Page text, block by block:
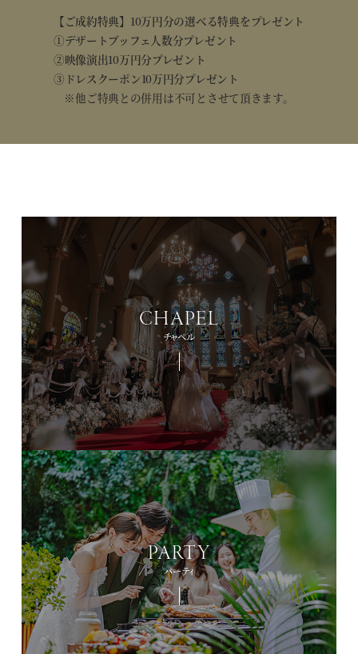
【ご成約特典】10万円分の選べる特典をプレゼント
①デザートブッフェ人数分プレゼント
②映像演出10万円分プレゼント
③ドレスクーポン10万円分プレゼント
※他ご特典との併用は不可とさせて頂きます。
CHAPEL
チャペル
PARTY
パーティ